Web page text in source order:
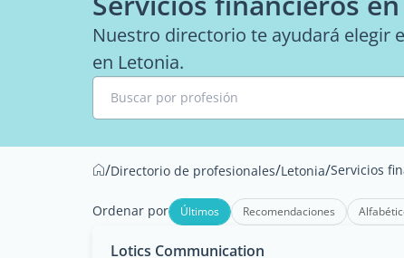
Nuestro directorio te ayudará elegir
en Letonia.
Buscar por profesión
/Directorio de profesionales/Letonia/Servicios
Ordenar por Últimos Recomendaciones
Lotics Communication